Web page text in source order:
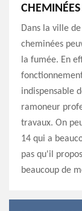
Dans la ville
cheminées
la fumée. En
indispensable
ramoneur
travaux. On
14 qui a
pas qu'il
beaucoup de